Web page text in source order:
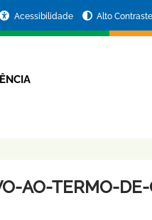
Acessibilidade Alto Contraste
AO-TERMO-